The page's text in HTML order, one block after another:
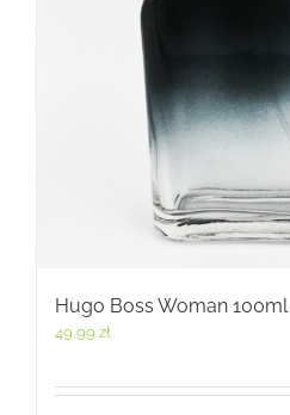
Hugo Boss Woman 100ml
49,99 zł